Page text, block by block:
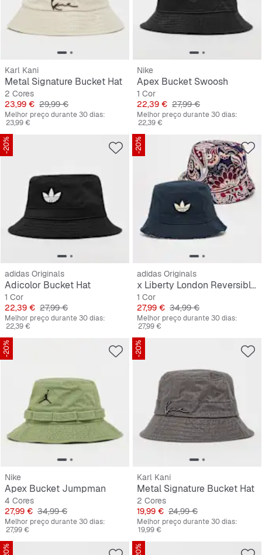
Karl Kani
Metal Signature Bucket Hat
2 Cores
Preço
23,99 € Preço original
29,99 €
Melhor preço durante 30 dias:
23,99 €
Nike
Apex Bucket Swoosh
1 Cor
Preço
22,39 € Preço original
27,99 €
Melhor preço durante 30 dias:
22,39 €
-20%
adidas Originals
Adicolor Bucket Hat
1 Cor
Preço
22,39 € Preço original
27,99 €
Melhor preço durante 30 dias:
22,39 €
-20%
adidas Originals
x Liberty London Reversible Bucket Hat
1 Cor
Preço
27,99 € Preço original
34,99 €
Melhor preço durante 30 dias:
27,99 €
-20%
Nike
Apex Bucket Jumpman
4 Cores
Preço
27,99 € Preço original
34,99 €
Melhor preço durante 30 dias:
27,99 €
-20%
Karl Kani
Metal Signature Bucket Hat
2 Cores
Preço
19,99 € Preço original
24,99 €
Melhor preço durante 30 dias:
19,99 €